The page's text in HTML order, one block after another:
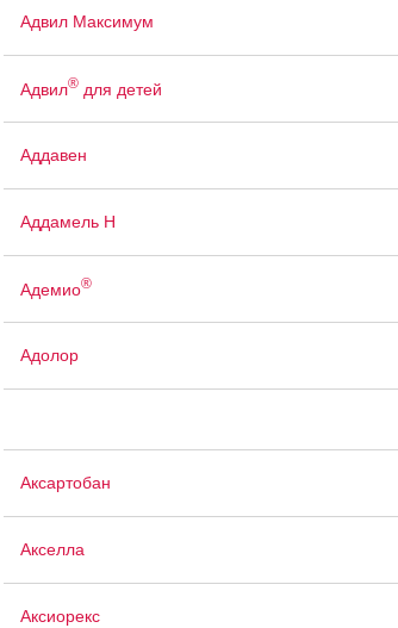
Адвил Максимум
Адвил®для детей
Аддавен
Аддамель Н
Адемио®
Адолор
Аксартобан
Акселла
Аксиорекс